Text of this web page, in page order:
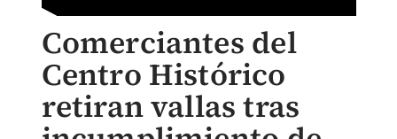
Comerciantes del
Centro Histórico
retiran vallas tras